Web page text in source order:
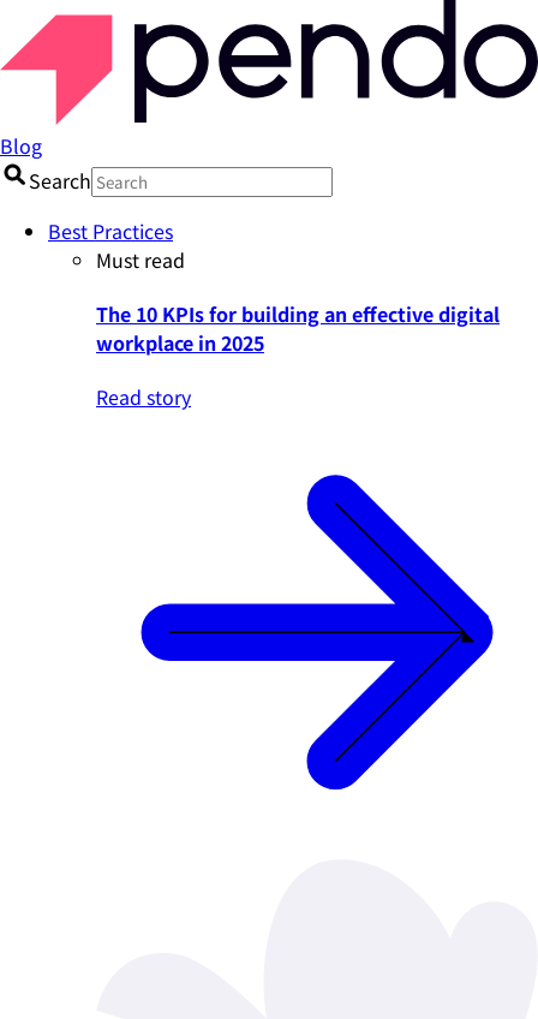
Blog
Search
Best Practices
Must read
The 10 KPIs for building an effective digital
workplace in 2025
Read story